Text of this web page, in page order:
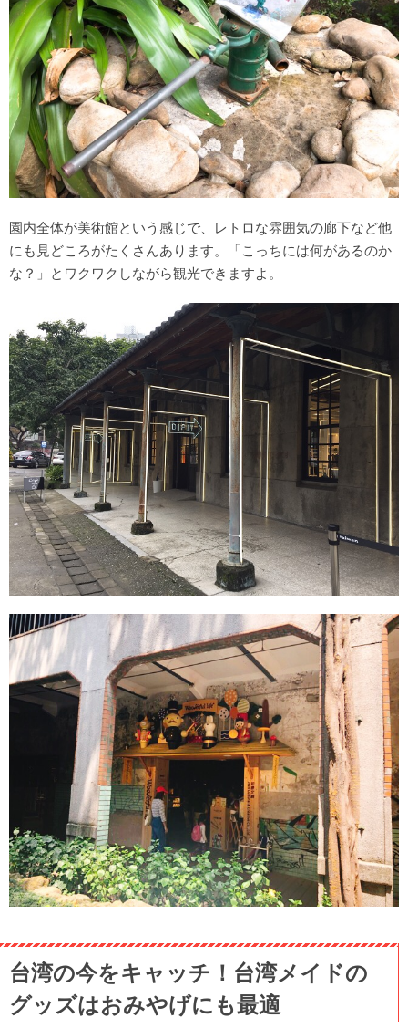
園内全体が美術館という感じで、レトロな雰囲気の廊下など他
にも見どころがたくさんあります。「こっちには何があるのか
な？」とワクワクしながら観光できますよ。
台湾の今をキャッチ！台湾メイドの
グッズはおみやげにも最適